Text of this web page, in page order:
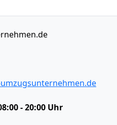
- 20:00 Uhr